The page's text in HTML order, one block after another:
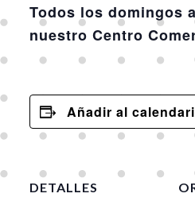
Todos los domingos
nuestro Centro
Añadir al
DETALLES